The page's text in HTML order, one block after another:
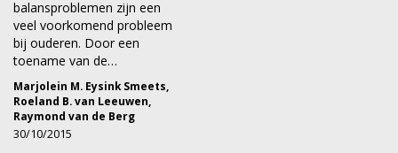
balansproblemen zijn een
veel voorkomend probleem
bij ouderen. Door een
toename van de…
Marjolein M. Eysink Smeets
Roeland B. van Leeuwen
Raymond van de Berg
30/10/2015